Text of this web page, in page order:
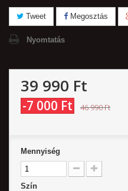
Tweet Megosztás
Nyomtatás
39 990 Ft‎
-7 000 Ft‎ 46 990 Ft‎
Mennyiség
Szín